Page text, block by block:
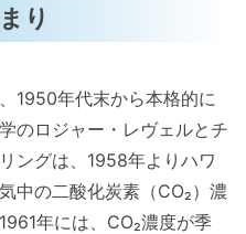
り
1950年代末から本格的に
のロジャー・レヴェルとチ
ングは、1958年よりハワ
中の二酸化炭素（CO₂）濃
年には、CO₂濃度が季